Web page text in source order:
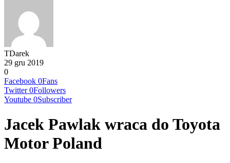
TDarek
29 gru 2019
0
Facebook 0Fans
Twitter 0Followers
Youtube 0Subscriber
Jacek Pawlak wraca do Toyota
Motor Poland